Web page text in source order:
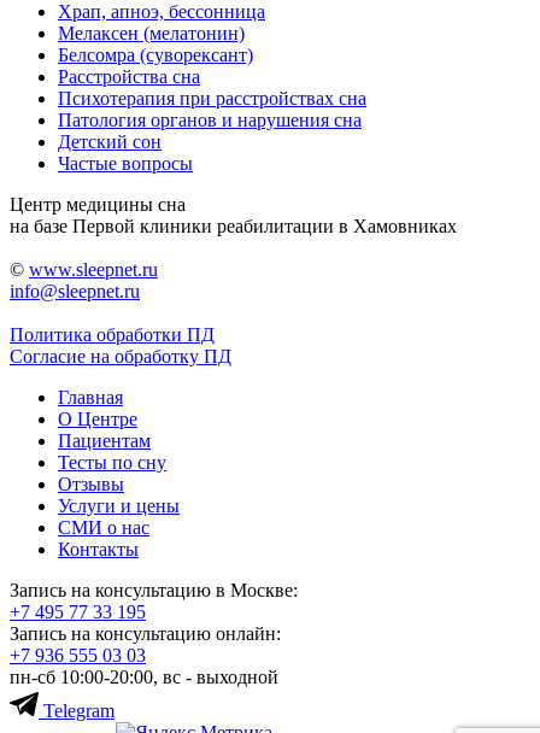
Храп, апноэ, бессонница
Мелаксен (мелатонин)
Белсомра (суворексант)
Расстройства сна
Психотерапия при расстройствах сна
Патология органов и нарушения сна
Детский сон
Частые вопросы
Центр медицины сна
на базе Первой клиники реабилитации в Хамовниках
© www.sleepnet.ru
info@sleepnet.ru
Политика обработки ПД
Согласие на обработку ПД
Главная
О Центре
Пациентам
Тесты по сну
Отзывы
Услуги и цены
СМИ о нас
Контакты
Запись на консультацию в Москве:
+7 495 77 33 195
Запись на консультацию онлайн:
+7 936 555 03 03
пн-сб 10:00-20:00, вс - выходной
Telegram